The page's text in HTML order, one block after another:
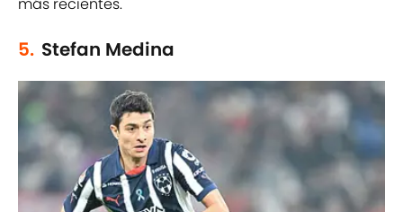
más recientes.
5. Stefan Medina